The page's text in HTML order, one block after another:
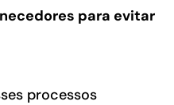
para evitar
processos